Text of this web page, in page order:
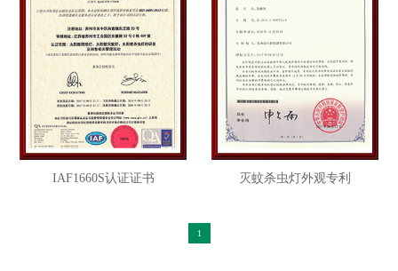
IAF1660S认证证书 灭蚊杀虫灯外观专利
1